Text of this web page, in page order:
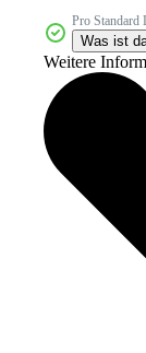
Pro Standard
Was ist
Weitere